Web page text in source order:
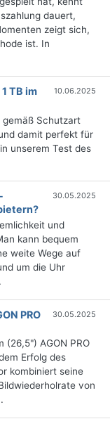
dauert,
zeigt sich,
ist. In
TB im
10.06.2025
gemäß Schutzart
damit perfekt für
unserem Test des
30.05.2025
und
kann bequem
weite Wege auf
um die Uhr
PRO
30.05.2025
(26,5") AGON PRO
Erfolg des
kombiniert seine
von